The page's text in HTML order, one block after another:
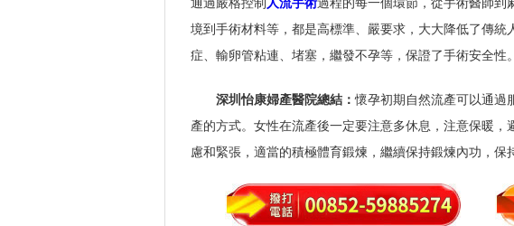
通過嚴格控制 人流手術過程的每一個環節，從手術醫師到
境到手術材料等，都是高標準、嚴要求，大大降低了傳
症、輸卵管粘連、堵塞，繼發不孕等，保證了手術安全性。
深圳怡康婦產醫院總結：懷孕初期自然流產可以通過
產的方式。女性在流產後一定要注意多休息，注意保暖
慮和緊張，適當的積極體育鍛煉，繼續保持鍛煉內功，保